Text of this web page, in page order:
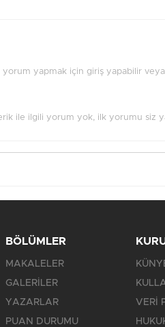
yorum yapmak için giriş yapabilir veya
ile ilgili yorum yok, ilk yorumu siz
BÖLÜMLER
MAKALELER
GALERİLER
YAZARLAR
PUAN DURUMU
VERİ